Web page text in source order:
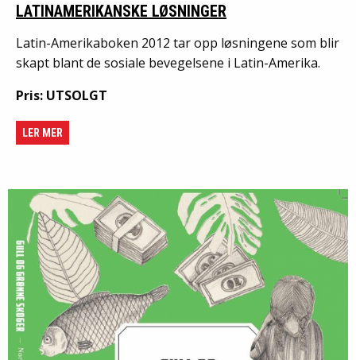
LATINAMERIKANSKE LØSNINGER
Latin-Amerikaboken 2012 tar opp løsningene som blir
skapt blant de sosiale bevegelsene i Latin-Amerika.
Pris: UTSOLGT
LER MER